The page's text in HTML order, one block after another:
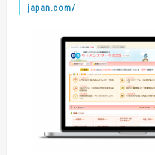
japan.com/